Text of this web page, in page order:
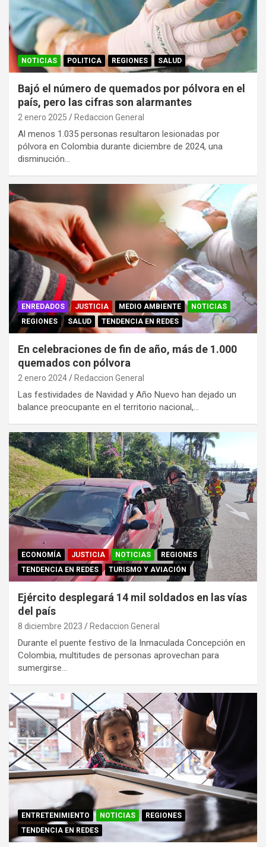
NOTICIAS POLITICA REGIONES SALUD
Bajó el número de quemados por pólvora en el
país, pero las cifras son alarmantes
2 enero 2025 Redaccion General
Al menos 1.035 personas resultaron lesionadas por
pólvora en Colombia durante diciembre de 2024, una
disminución…
ENREDADOS JUSTICIA MEDIO AMBIENTE
NOTICIAS
REGIONES
SALUD TENDENCIA EN REDES
En celebraciones de fin de año, más de 1.000
quemados con pólvora
2 enero 2024 Redaccion General
Las festividades de Navidad y Año Nuevo han dejado un
balance preocupante en el territorio nacional,…
ECONOMÍA JUSTICIA NOTICIAS
REGIONES
TENDENCIA EN REDES
TURISMO Y AVIACIÓN
Ejército desplegará 14 mil soldados en las vías
del país
8 diciembre 2023 Redaccion General
Durante el puente festivo de la Inmaculada Concepción en
Colombia, multitudes de personas aprovechan para
sumergirse…
ENTRETENIMIENTO NOTICIAS
REGIONES
TENDENCIA EN REDES